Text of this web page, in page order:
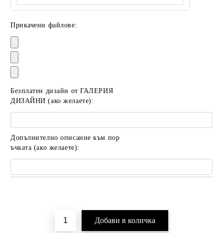
Прикачени файлове:
Безплатен дизайн от ГАЛЕРИЯ
ДИЗАЙНИ (ако желаете):
Допълнително описание към пор
ъчката (ако желаете):